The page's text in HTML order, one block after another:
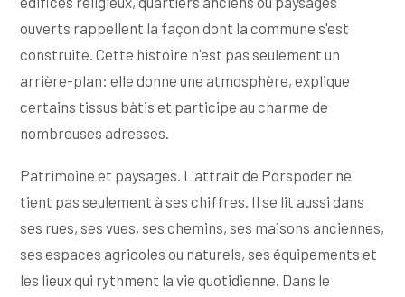
ouverts rappellent la façon dont la commune s'est
construite. Cette histoire n'est pas seulement un
arrière-plan: elle donne une atmosphère, explique
certains tissus bàtis et participe au charme de
nombreuses adresses.
Patrimoine et paysages. L'attrait de Porspoder ne
tient pas seulement à ses chiffres. Il se lit aussi dans
ses rues, ses vues, ses chemins, ses maisons anciennes,
ses espaces agricoles ou naturels, ses équipements et
les lieux qui rythment la vie quotidienne. Dans le